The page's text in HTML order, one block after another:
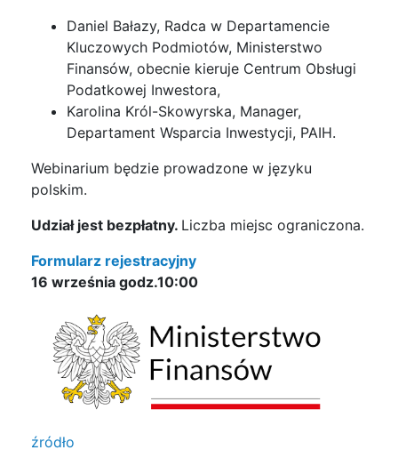
Daniel Bałazy, Radca w Departamencie
Kluczowych Podmiotów, Ministerstwo
Finansów, obecnie kieruje Centrum Obsługi
Podatkowej Inwestora,
Karolina Król-Skowyrska, Manager,
Departament Wsparcia Inwestycji, PAIH.
Webinarium będzie prowadzone w języku
polskim.
Udział jest bezpłatny. Liczba miejsc ograniczona.
Formularz rejestracyjny
16 września godz.10:00
źródło